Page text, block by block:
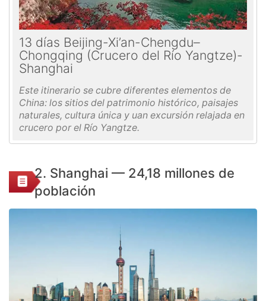
13 días Beijing-Xi’an-Chengdu–
Chongqing (Crucero del Río Yangtze)-
Shanghai
Este itinerario se cubre diferentes elementos de
China: los sitios del patrimonio histórico, paisajes
naturales, cultura única y uan excursión relajada en
crucero por el Río Yangtze.
2. Shanghai — 24,18 millones de
población